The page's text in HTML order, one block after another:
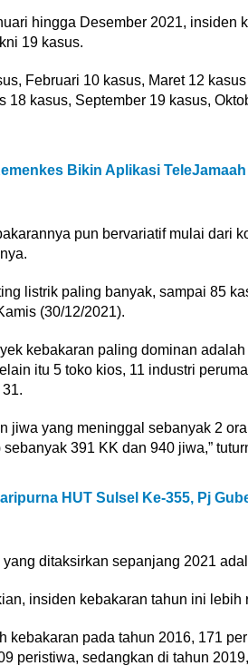
hingga Desember 2021, insiden
19 kasus.
Februari 10 kasus, Maret 12
18 kasus, September 19 kasus,
Bikin Aplikasi
pun bervariatif mulai dari
listrik paling banyak, sampai 85
(30/12/2021).
kebakaran paling dominan
itu 5 toko kios, 11 industri
jiwa yang meninggal sebanyak 2
391 KK dan 940 jiwa,”
HUT Sulsel Ke-355, Pj
yang ditaksirkan sepanjang 2021
insiden kebakaran tahun ini
kebakaran pada tahun 2016, 171
peristiwa, sedangkan di tahun